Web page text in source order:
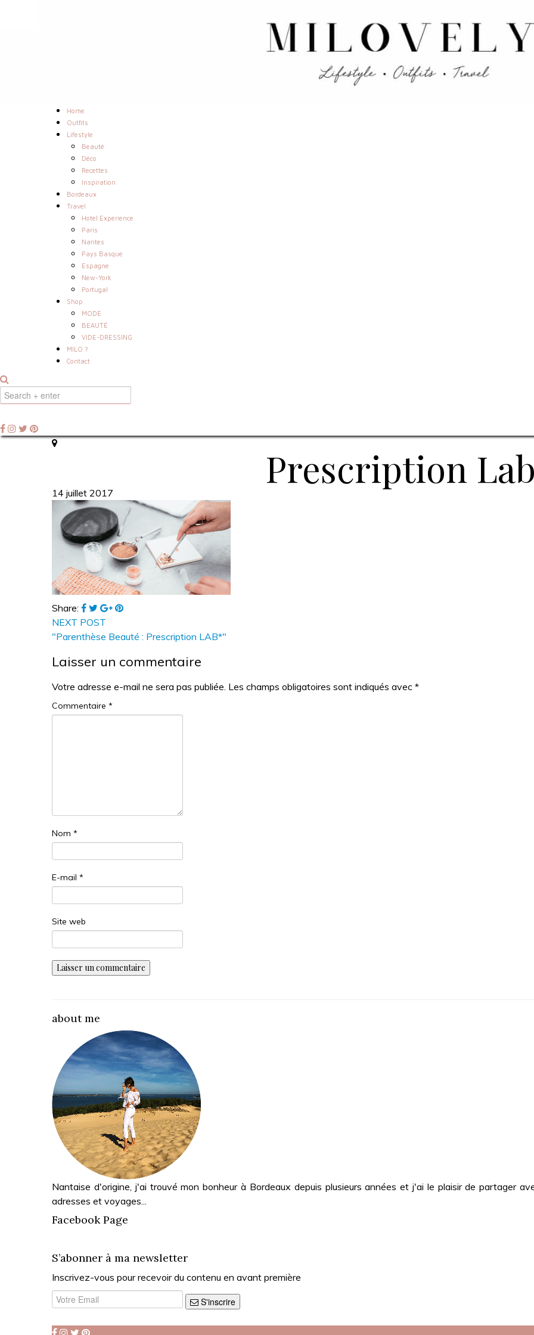
Home
Outfits
Lifestyle
Beauté
Déco
Recettes
Inspiration
Bordeaux
Travel
Hotel Experience
Paris
Nantes
Pays Basque
Espagne
New-York
Portugal
Shop
MODE
BEAUTÉ
VIDE-DRESSING
MILO ?
Contact
Prescription
14 juillet 2017
Share:
NEXT POST
"Parenthèse Beauté : Prescription LAB*"
Laisser un commentaire
Votre adresse e-mail ne sera pas publiée. Les champs obligatoires sont indiqués avec *
Commentaire *
Nom *
E-mail *
Site web
about me
Nantaise d'origine, j'ai trouvé mon bonheur à Bordeaux depuis plusieurs années et j'ai le plaisir de partager
adresses et voyages...
Facebook Page
S’abonner à ma newsletter
Inscrivez-vous pour recevoir du contenu en avant première
S'inscrire